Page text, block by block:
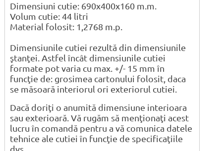
Dimensiuni cutie: 690x400x160 m.m.
Volum cutie: 44 litri
Material folosit: 1,2768 m.p.
Dimensiunile cutiei rezultă din dimensiunile
ştanţei. Astfel încât dimensiunile cutiei
formate pot varia cu max. +/- 15 mm în
funcţie de: grosimea cartonului folosit, daca
se măsoară interiorul ori exteriorul cutiei.
Dacă doriţi o anumită dimensiune interioara
sau exterioară. Vă rugăm să menţionaţi acest
lucru în comandă pentru a vă comunica datele
tehnice ale cutiei în funcţie de specificaţiile
dvs.